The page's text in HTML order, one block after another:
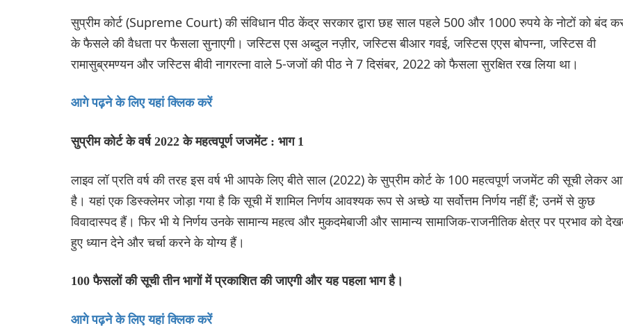
सुप्रीम कोर्ट (Supreme Court) की संविधान पीठ केंद्र सरकार द्वारा छह साल पहले 500 और 1000 रुपये के नोटों को बंद
के फैसले की वैधता पर फैसला सुनाएगी। जस्टिस एस अब्दुल नज़ीर, जस्टिस बीआर गवई, जस्टिस एएस बोपन्ना, जस्टिस वी
रामासुब्रमण्यन और जस्टिस बीवी नागरत्ना वाले 5-जजों की पीठ ने 7 दिसंबर, 2022 को फैसला सुरक्षित रख लिया था।
आगे पढ़ने के लिए यहां क्लिक करें
सुप्रीम कोर्ट के वर्ष 2022 के महत्वपूर्ण जजमेंट : भाग 1
लाइव लॉ प्रति वर्ष की तरह इस वर्ष भी आपके लिए बीते साल (2022) के सुप्रीम कोर्ट के 100 महत्वपूर्ण जजमेंट की सूची लेकर
है। यहां एक डिस्क्लेमर जोड़ा गया है कि सूची में शामिल निर्णय आवश्यक रूप से अच्छे या सर्वोत्तम निर्णय नहीं हैं; उनमें से कुछ
विवादास्पद हैं। फिर भी ये निर्णय उनके सामान्य महत्व और मुकदमेबाजी और सामान्य सामाजिक-राजनीतिक क्षेत्र पर प्रभाव को
हुए ध्यान देने और चर्चा करने के योग्य हैं।
100 फैसलों की सूची तीन भागों में प्रकाशित की जाएगी और यह पहला भाग है।
आगे पढ़ने के लिए यहां क्लिक करें